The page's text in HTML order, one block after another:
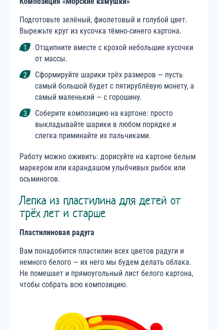
Подготовьте зелёный, фиолетовый и голубой цвет.
Вырежьте круг из кусочка тёмно-синего картона.
Отщипните вместе с крохой небольшие кусочки
от массы.
Сформируйте шарики трёх размеров — пусть
самый большой будет с пятирублёвую монету, а
самый маленький — с горошину.
Соберите композицию на картоне: просто
выкладывайте шарики в любом порядке и
слегка приминайте их пальчиками.
Работу можно оживить: дорисуйте на картоне белым
маркером или карандашом улыбчивых рыбок или
осьминогов.
Лепка из пластилина для детей от
трёх лет и старше
Пластилиновая радуга
Вам понадобится пластилин всех цветов радуги и
немного белого — их него мы будем делать облака.
Не помешает и прямоугольный лист белого картона,
чтобы собрать всю композицию.